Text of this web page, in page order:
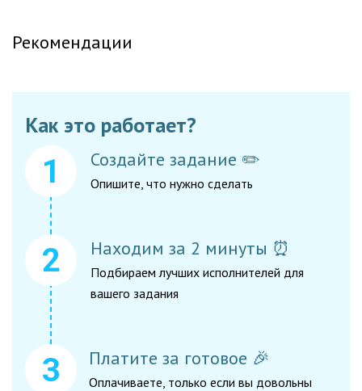
Рекомендации
Как это работает?
Создайте задание ✏️
Опишите, что нужно сделать
Находим за 2 минуты ⏰
Подбираем лучших исполнителей для
вашего задания
Платите за готовое 🎉
Оплачиваете, только если вы довольны